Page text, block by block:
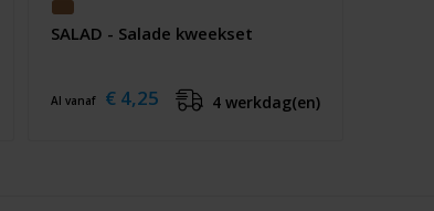
SALAD - Salade kweekset
Al vanaf € 4,25 4 werkdag(en)